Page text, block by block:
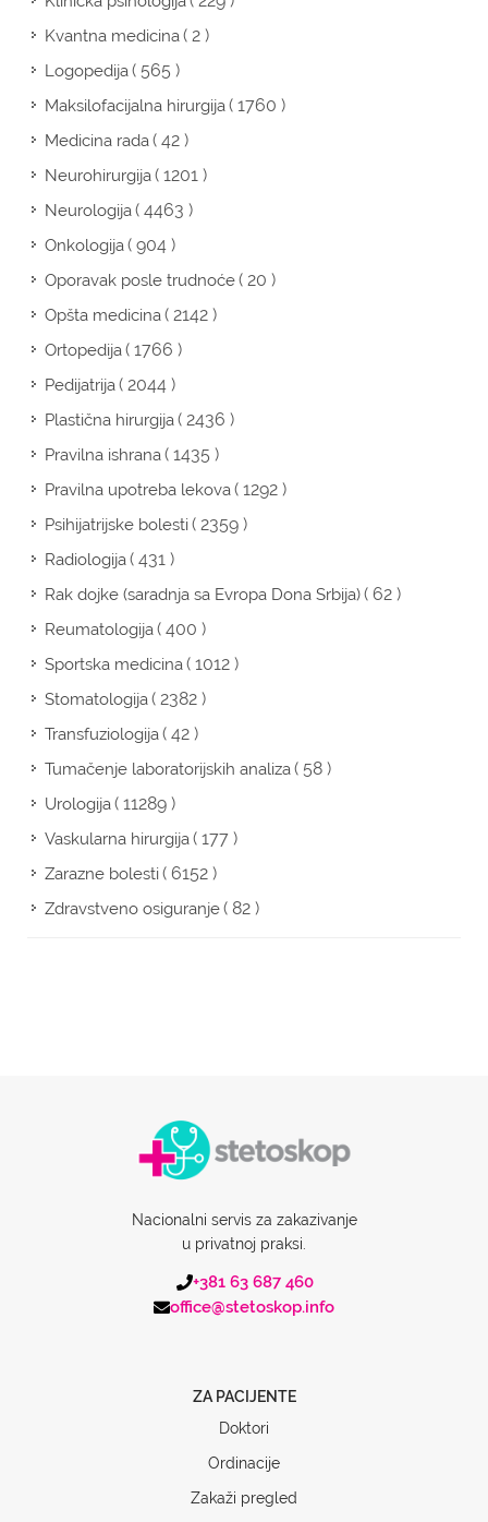
Kvantna medicina( 2 )
Logopedija( 565 )
Maksilofacijalna hirurgija( 1760 )
Medicina rada( 42 )
Neurohirurgija( 1201 )
Neurologija( 4463 )
Onkologija( 904 )
Oporavak posle trudnoće( 20 )
Opšta medicina( 2142 )
Ortopedija( 1766 )
Pedijatrija( 2044 )
Plastična hirurgija( 2436 )
Pravilna ishrana( 1435 )
Pravilna upotreba lekova( 1292 )
Psihijatrijske bolesti( 2359 )
Radiologija( 431 )
Rak dojke (saradnja sa Evropa Dona Srbija)( 62 )
Reumatologija( 400 )
Sportska medicina( 1012 )
Stomatologija( 2382 )
Transfuziologija( 42 )
Tumačenje laboratorijskih analiza( 58 )
Urologija( 11289 )
Vaskularna hirurgija( 177 )
Zarazne bolesti( 6152 )
Zdravstveno osiguranje( 82 )
Nacionalni servis za zakazivanje
u privatnoj praksi.
+381 63 687 460
office@stetoskop.info
ZA PACIJENTE
Doktori
Ordinacije
Zakaži pregled